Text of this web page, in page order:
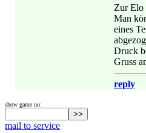
Zur Elo
Man
eines
Druck
Gruss
reply
show game no:
mail to service